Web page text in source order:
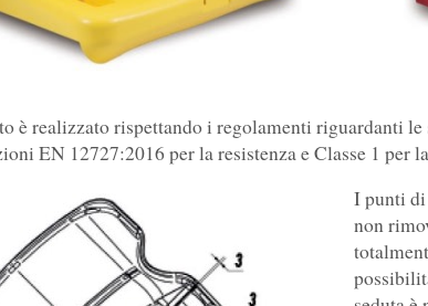
è realizzato rispettando i regolamenti riguardanti le
EN 12727:2016 per la resistenza e Classe 1 per
I punti di
non